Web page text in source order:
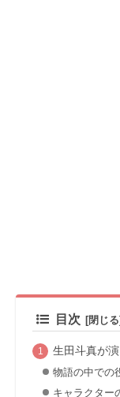
目次
生田斗真が
物語の中での
キャラクター